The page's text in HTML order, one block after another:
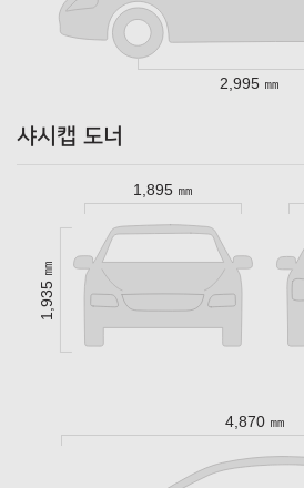
2,995 ㎜
샤시캡 도너
1,895 ㎜
1,935 ㎜
4,870 ㎜